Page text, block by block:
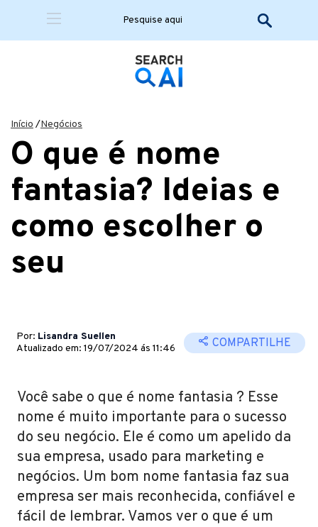
Início /Negócios
O que é nome
fantasia? Ideias e
como escolher o
seu
Por: Lisandra Suellen
Atualizado em: 19/07/2024 ás 11:46
COMPARTILHE
Você sabe o que é nome fantasia ? Esse
nome é muito importante para o sucesso
do seu negócio. Ele é como um apelido da
sua empresa, usado para marketing e
negócios. Um bom nome fantasia faz sua
empresa ser mais reconhecida, confiável e
fácil de lembrar. Vamos ver o que é um